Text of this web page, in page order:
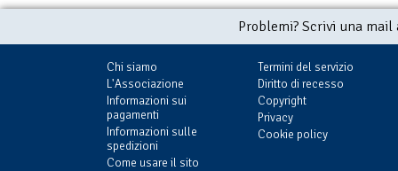
Problemi? Scrivi una
Chi siamo
L'Associazione
Informazioni sui
pagamenti
Informazioni sulle
spedizioni
Come usare il sito
Termini del servizio
Diritto di recesso
Copyright
Privacy
Cookie policy